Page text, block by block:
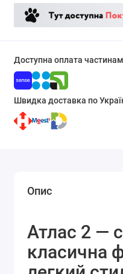
Доступна оплата
Швидка доставка по
Опис
Атлас 2 —
класична